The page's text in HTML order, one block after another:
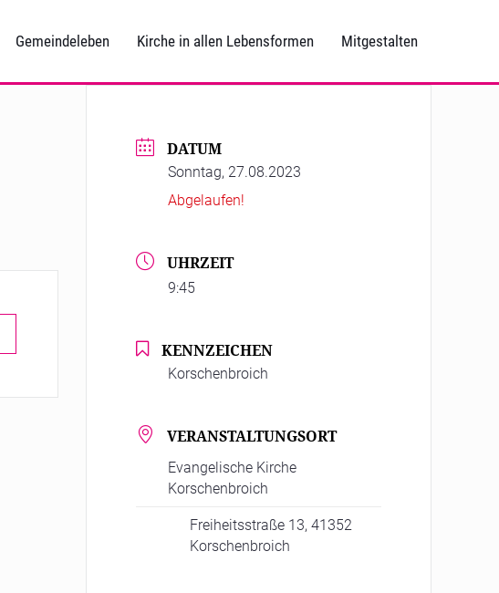
Gemeindeleben Kirche in allen Lebensformen Mitgestalten
DATUM
Sonntag, 27.08.2023
Abgelaufen!
UHRZEIT
9:45
KENNZEICHEN
Korschenbroich
VERANSTALTUNGSORT
Evangelische Kirche
Korschenbroich
Freiheitsstraße 13, 41352
Korschenbroich